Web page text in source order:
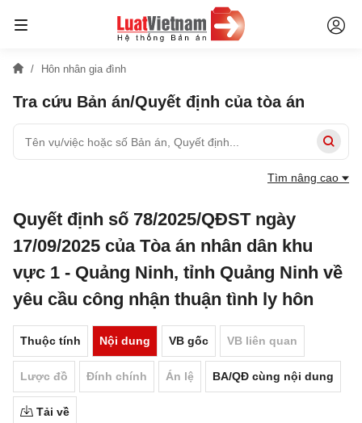
Hôn nhân gia đình
Tra cứu Bản án/Quyết định của tòa án
Tìm nâng cao
Quyết định số 78/2025/QĐST ngày
17/09/2025 của Tòa án nhân dân khu
vực 1 - Quảng Ninh, tỉnh Quảng Ninh về
yêu cầu công nhận thuận tình ly hôn
Thuộc tính Nội dung VB gốc VB liên quan
Lược đồ Đính chính Án lệ BA/QĐ cùng nội dung
Tải về